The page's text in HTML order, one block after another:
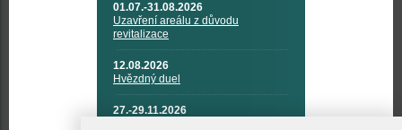
01.07.-31.08.2026
Uzavření areálu z důvodu
revitalizace
12.08.2026
Hvězdný duel
27.-29.11.2026